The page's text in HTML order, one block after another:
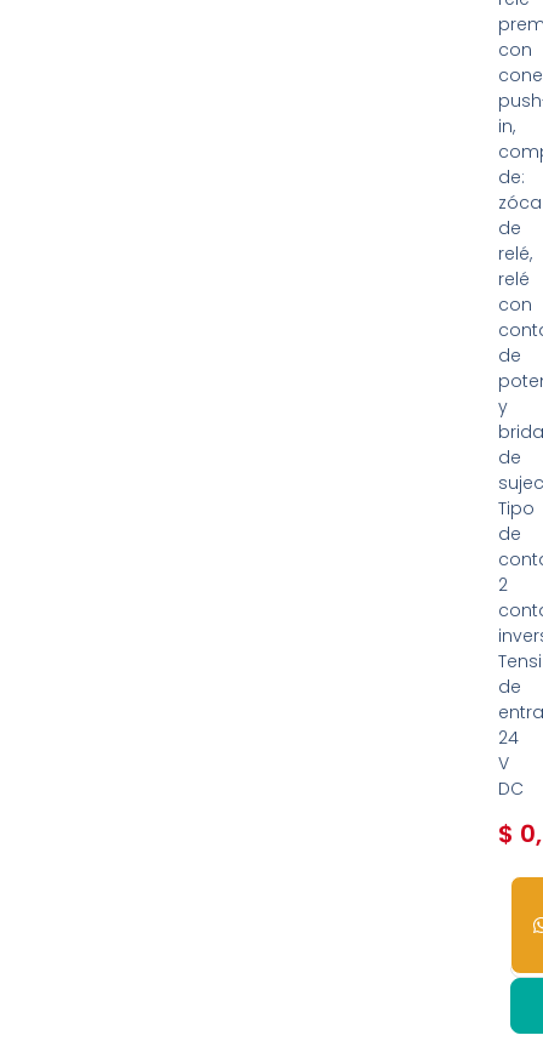
con
in,
de:
de
relé,
relé
con
de
y
de
Tipo
de
2
de
24
V
DC
$
5